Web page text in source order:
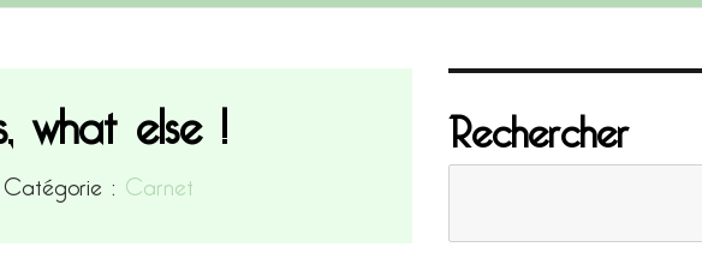
what else !
Catégorie : Carnet
Rechercher